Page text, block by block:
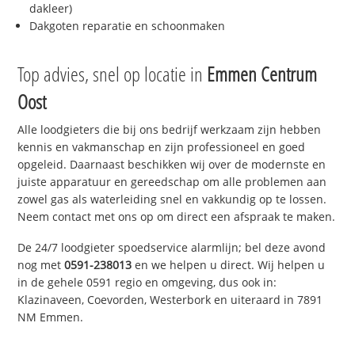
dakleer)
Dakgoten reparatie en schoonmaken
Top advies, snel op locatie in Emmen Centrum
Oost
Alle loodgieters die bij ons bedrijf werkzaam zijn hebben
kennis en vakmanschap en zijn professioneel en goed
opgeleid. Daarnaast beschikken wij over de modernste en
juiste apparatuur en gereedschap om alle problemen aan
zowel gas als waterleiding snel en vakkundig op te lossen.
Neem contact met ons op om direct een afspraak te maken.
De 24/7 loodgieter spoedservice alarmlijn; bel deze avond
nog met0591-238013 en we helpen u direct. Wij helpen u
in de gehele 0591 regio en omgeving, dus ook in:
Klazinaveen, Coevorden, Westerbork en uiteraard in 7891
NM Emmen.